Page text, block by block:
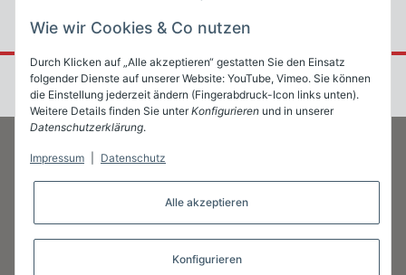
Gesetzliche Informationen
Wie wir Cookies & Co nutzen
Durch Klicken auf „Alle akzeptieren“ gestatten Sie den Einsatz
folgender Dienste auf unserer Website: YouTube, Vimeo. Sie können
die Einstellung jederzeit ändern (Fingerabdruck-Icon links unten).
Weitere Details finden Sie unterKonfigurieren und in unserer
Datenschutzerklärung.
Impressum Datenschutz
Alle akzeptieren
Konfigurieren